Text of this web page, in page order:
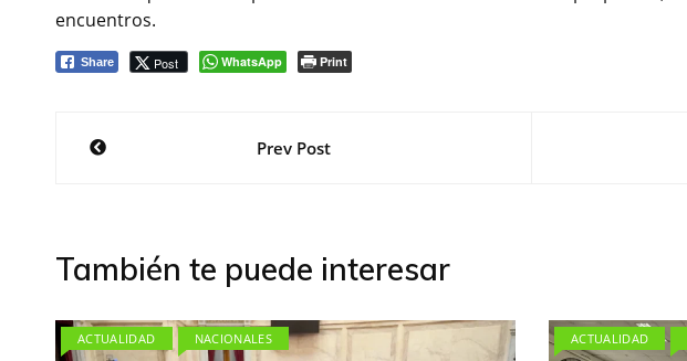
encuentros.
Share Post WhatsApp Print
NavegaciónPrev Post
También te puede interesar
ACTUALIDAD NACIONALES ACTUALIDAD